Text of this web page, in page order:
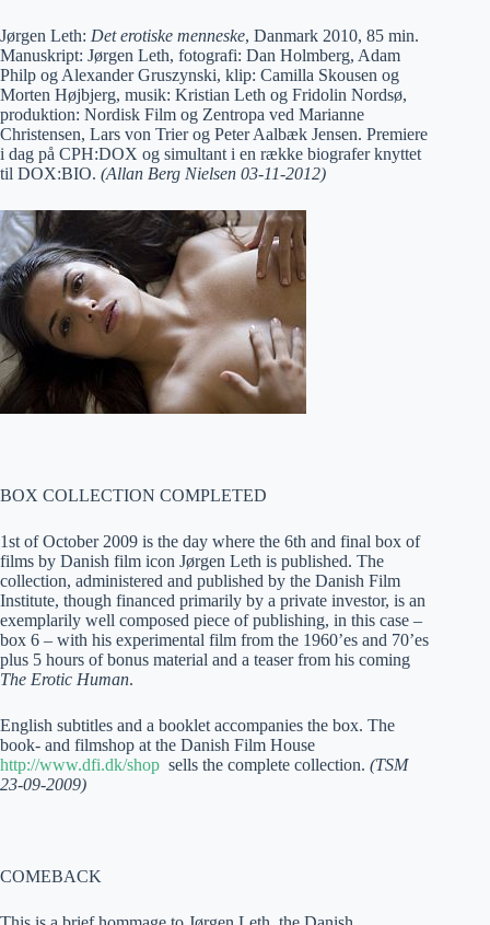
Jørgen Leth: Det erotiske menneske, Danmark 2010, 85 min.
Manuskript: Jørgen Leth, fotografi: Dan Holmberg, Adam
Philp og Alexander Gruszynski, klip: Camilla Skousen og
Morten Højbjerg, musik: Kristian Leth og Fridolin Nordsø,
produktion: Nordisk Film og Zentropa ved Marianne
Christensen, Lars von Trier og Peter Aalbæk Jensen. Premiere
i dag på CPH:DOX og simultant i en række biografer knyttet
til DOX:BIO. (Allan Berg Nielsen 03-11-2012)
BOX COLLECTION COMPLETED
1st of October 2009 is the day where the 6th and final box of
films by Danish film icon Jørgen Leth is published. The
collection, administered and published by the Danish Film
Institute, though financed primarily by a private investor, is an
exemplarily well composed piece of publishing, in this case –
box 6 – with his experimental film from the 1960’es and 70’es
plus 5 hours of bonus material and a teaser from his coming
The Erotic Human.
English subtitles and a booklet accompanies the box. The
book- and filmshop at the Danish Film House
http://www.dfi.dk/shop sells the complete collection. (TSM
23-09-2009)
COMEBACK